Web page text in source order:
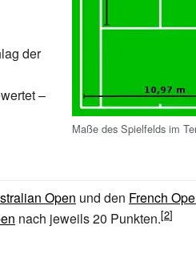
Maße des Spielfelds im
der
–
Open und den French
nach jeweils 20 Punkten.